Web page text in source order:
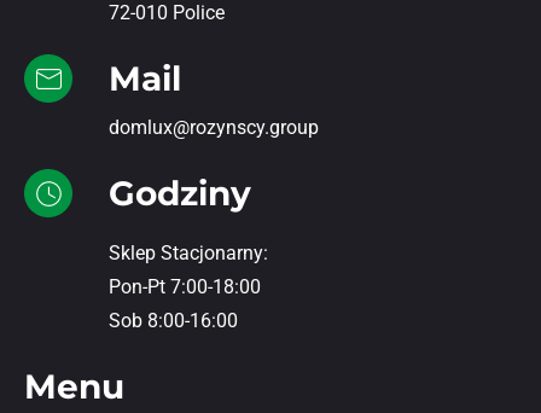
72-010 Police
Mail
domlux@rozynscy.group
Godziny
Sklep Stacjonarny:
Pon-Pt 7:00-18:00
Sob 8:00-16:00
Menu